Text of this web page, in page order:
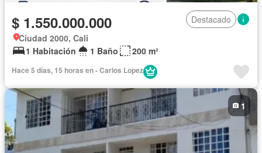
$ 1.550.000.000
Destacado
Ciudad 2000, Cali
1 Habitación
1 Baño 200 m²
Hace 5 días, 15 horas en - Carlos Lopez
1